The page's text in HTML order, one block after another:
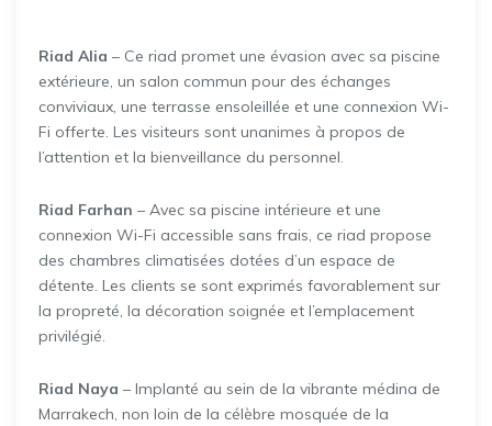
Riad Alia – Ce riad promet une évasion avec sa piscine
extérieure, un salon commun pour des échanges
conviviaux, une terrasse ensoleillée et une connexion Wi-
Fi offerte. Les visiteurs sont unanimes à propos de
l’attention et la bienveillance du personnel.
Riad Farhan – Avec sa piscine intérieure et une
connexion Wi-Fi accessible sans frais, ce riad propose
des chambres climatisées dotées d’un espace de
détente. Les clients se sont exprimés favorablement sur
la propreté, la décoration soignée et l’emplacement
privilégié.
Riad Naya – Implanté au sein de la vibrante médina de
Marrakech, non loin de la célèbre mosquée de la